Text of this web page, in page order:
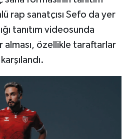
rap sanatçısı Sefo da yer
tanıtım videosunda
özellikle taraftarlar